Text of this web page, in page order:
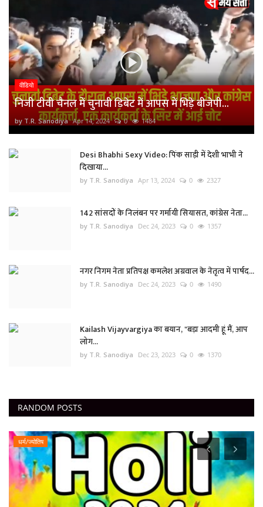
वीडियो
निजी टीवी चैनल में चुनावी डिबेट में आपस में भिड़े बीजेपी...
by T.R. Sanodiya Apr 14, 2024 0 1484
Desi Bhabhi Sexy Video: पिंक साड़ी में देशी भाभी ने
दिखाया...
by T.R. Sanodiya Apr 13, 2024 0 2327
142 सांसदों के निलंबन पर गर्मायी सियासत, कांग्रेस नेता...
by T.R. Sanodiya Dec 24, 2023 0 1357
नगर निगम नेता प्रतिपक्ष कमलेश अग्रवाल के नेतृत्व में पार्षद...
by T.R. Sanodiya Dec 24, 2023 0 1490
Kailash Vijayvargiya का बयान, "बड़ा आदमी हूं मैं, आप
लोग...
by T.R. Sanodiya Dec 23, 2023 0 1370
RANDOM POSTS
धर्म/ज्योतिष